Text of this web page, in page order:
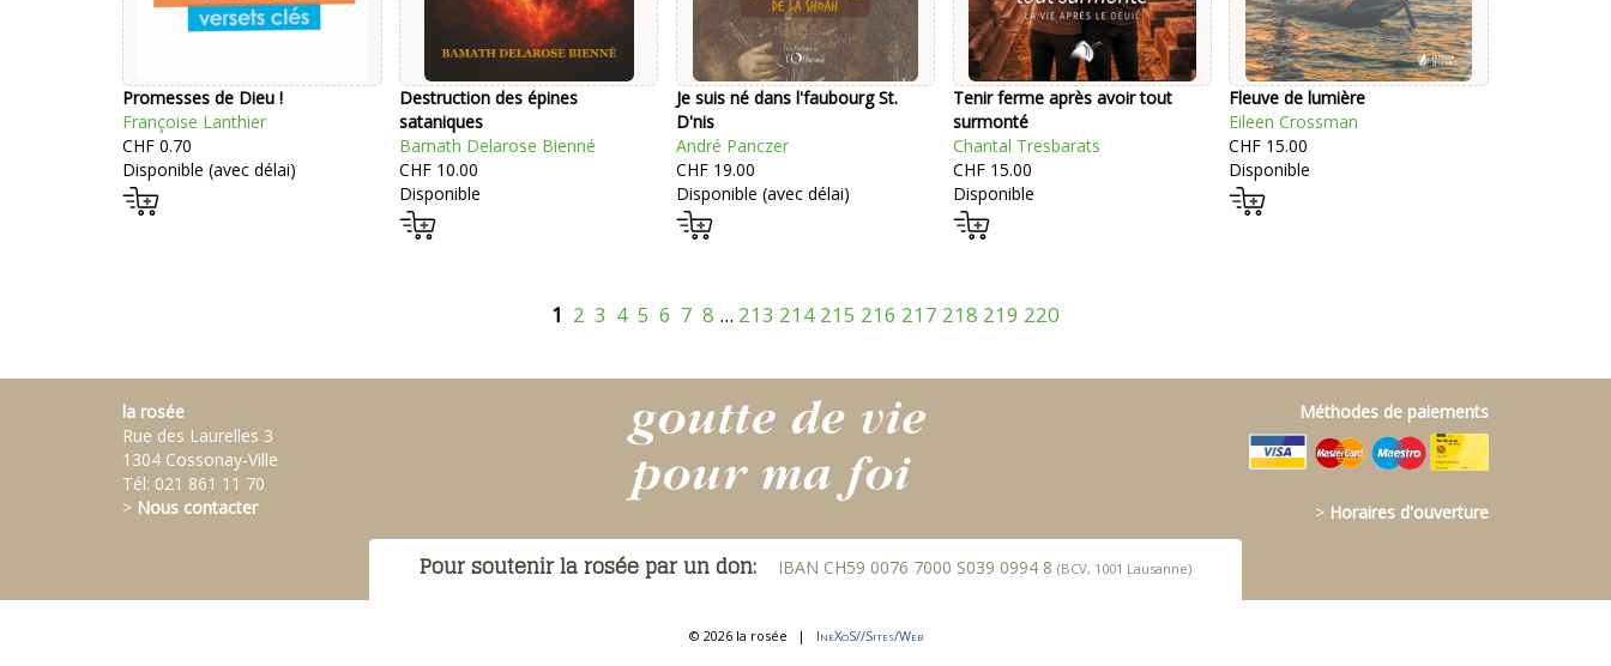
Promesses de Dieu !
Françoise Lanthier
CHF 0.70
Disponible (avec délai)
Destruction des épines
sataniques
Bamath Delarose Bienné
CHF 10.00
Disponible
Je suis né dans l'faubourg St.
D'nis
André Panczer
CHF 19.00
Disponible (avec délai)
Tenir ferme après avoir tout
surmonté
Chantal Tresbarats
CHF 15.00
Disponible
Fleuve de lumière
Eileen Crossman
CHF 15.00
Disponible
1 2 3 4 5 6 7 8 ... 213 214 215 216 217 218 219 220
la rosée
Rue des Laurelles 3
1304 Cossonay-Ville
Tél: 021 861 11 70
> Nous contacter
Méthodes de paiements
> Horaires d'ouverture
Pour soutenir la rosée par un don: IBAN CH59 0076 7000 S039 0994 8 (BCV, 1001 Lausanne)
© 2026 la rosée | IneXoS//Sites/Web